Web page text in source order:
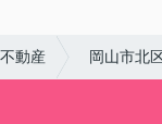
動産 岡山市北